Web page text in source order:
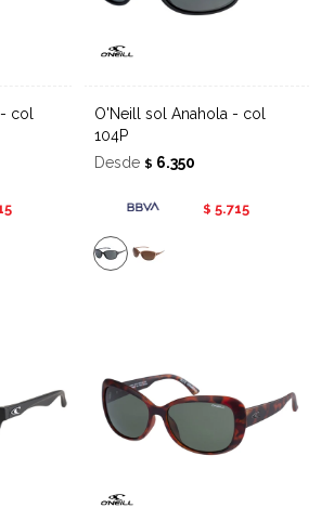
O'Neill sol Anahola - col
104P
Desde $ 6.350
$ 5.715